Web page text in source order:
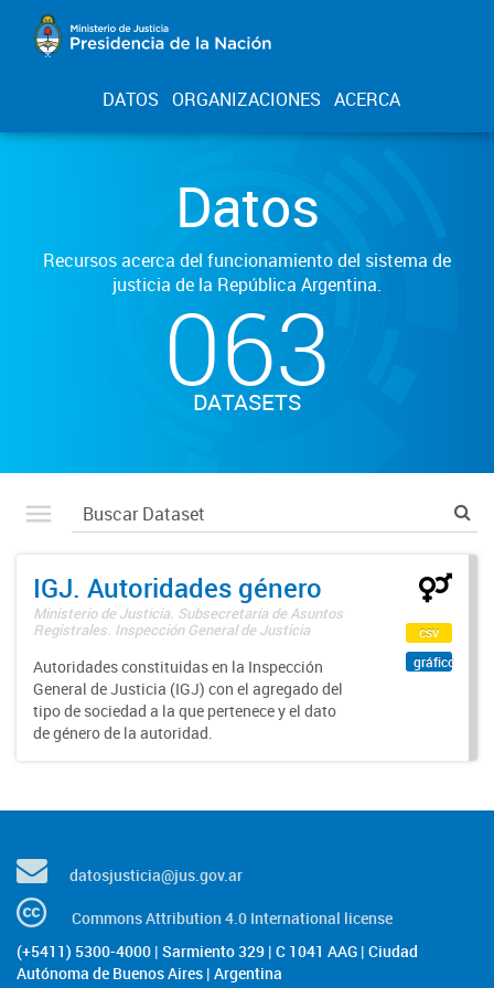
DATOS ORGANIZACIONES ACERCA
Datos
Recursos acerca del funcionamiento del sistema de
justicia de la República Argentina.
063
DATASETS
IGJ. Autoridades género
Ministerio de Justicia. Subsecretaría de Asuntos
Registrales. Inspección General de Justicia
Autoridades constituidas en la Inspección
General de Justicia (IGJ) con el agregado del
tipo de sociedad a la que pertenece y el dato
de género de la autoridad.
csv
gráfico
datosjusticia@jus.gov.ar
Commons Attribution 4.0 International license
(+5411) 5300-4000 | Sarmiento 329 | C 1041 AAG | Ciudad
Autónoma de Buenos Aires | Argentina